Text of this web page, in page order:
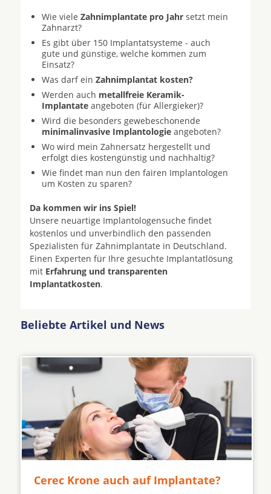
Wie viele Zahnimplantate pro Jahr setzt mein
Zahnarzt?
Es gibt über 150 Implantatsysteme - auch
gute und günstige, welche kommen zum
Einsatz?
Was darf ein Zahnimplantat kosten?
Werden auch metallfreie Keramik-
Implantate angeboten (für Allergieker)?
Wird die besonders gewebeschonende
minimalinvasive Implantologie angeboten?
Wo wird mein Zahnersatz hergestellt und
erfolgt dies kostengünstig und nachhaltig?
Wie findet man nun den fairen Implantologen
um Kosten zu sparen?
Da kommen wir ins Spiel!
Unsere neuartige Implantologensuche findet
kostenlos und unverbindlich den passenden
Spezialisten für Zahnimplantate in Deutschland.
Einen Experten für Ihre gesuchte Implantatlösung
mit Erfahrung und transparenten
Implantatkosten.
Beliebte Artikel und News
Cerec Krone auch auf Implantate?